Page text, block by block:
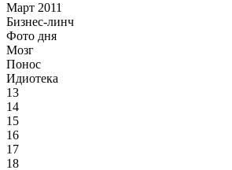
Март 2011
Бизнес-линч
Фото дня
Мозг
Понос
Идиотека
13
14
15
16
17
18